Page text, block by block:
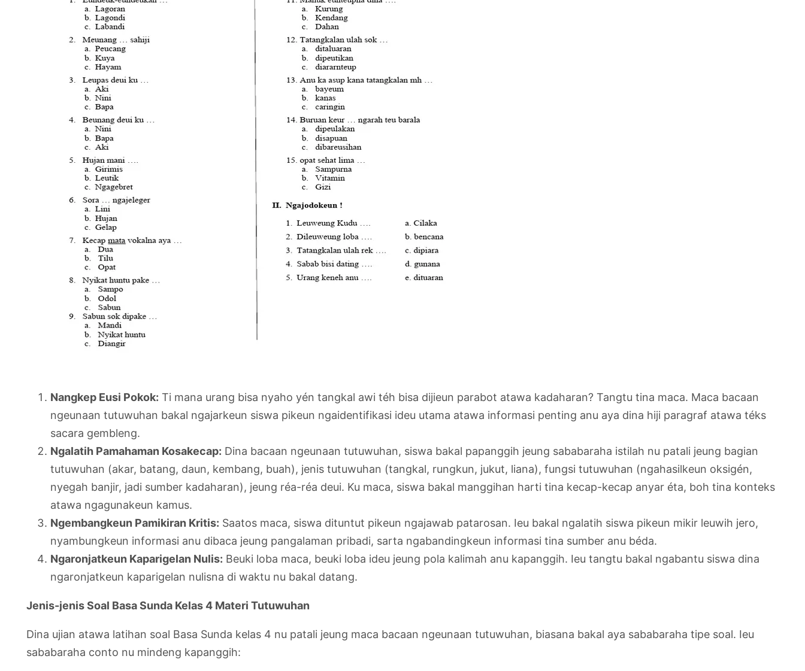
Nangkep Eusi Pokok: Ti mana urang bisa nyaho yén tangkal awi téh bisa dijieun parabot atawa kadaharan? Tangtu tina maca. Maca bacaan
ngeunaan tutuwuhan bakal ngajarkeun siswa pikeun ngaidentifikasi ideu utama atawa informasi penting anu aya dina hiji paragraf atawa téks
sacara gembleng.
Ngalatih Pamahaman Kosakecap: Dina bacaan ngeunaan tutuwuhan, siswa bakal papanggih jeung sababaraha istilah nu patali jeung bagian
tutuwuhan (akar, batang, daun, kembang, buah), jenis tutuwuhan (tangkal, rungkun, jukut, liana), fungsi tutuwuhan (ngahasilkeun oksigén,
nyegah banjir, jadi sumber kadaharan), jeung réa-réa deui. Ku maca, siswa bakal manggihan harti tina kecap-kecap anyar éta, boh tina konteks
atawa ngagunakeun kamus.
Ngembangkeun Pamikiran Kritis: Saatos maca, siswa dituntut pikeun ngajawab patarosan. Ieu bakal ngalatih siswa pikeun mikir leuwih jero,
nyambungkeun informasi anu dibaca jeung pangalaman pribadi, sarta ngabandingkeun informasi tina sumber anu béda.
Ngaronjatkeun Kaparigelan Nulis: Beuki loba maca, beuki loba ideu jeung pola kalimah anu kapanggih. Ieu tangtu bakal ngabantu siswa dina
ngaronjatkeun kaparigelan nulisna di waktu nu bakal datang.
Jenis-jenis Soal Basa Sunda Kelas 4 Materi Tutuwuhan
Dina ujian atawa latihan soal Basa Sunda kelas 4 nu patali jeung maca bacaan ngeunaan tutuwuhan, biasana bakal aya sababaraha tipe soal. Ieu
sababaraha conto nu mindeng kapanggih: